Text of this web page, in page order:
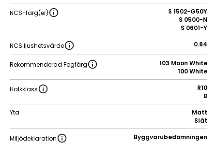
NCS-färg(er)
S 1502-G50Y
S 0500-N
S 0601-Y
NCS ljushetsvärde 0.84
Rekommenderad Fogfärg
103 Moon White
100 White
Halkklass
R10
B
Yta
Matt
Slät
Miljödeklaration Byggvarubedömningen